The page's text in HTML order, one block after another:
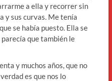
a ella y recorrer sin
y sus curvas. Me tenía
se había puesto. Ella se
que también le
y muchos años, que no
es que nos lo